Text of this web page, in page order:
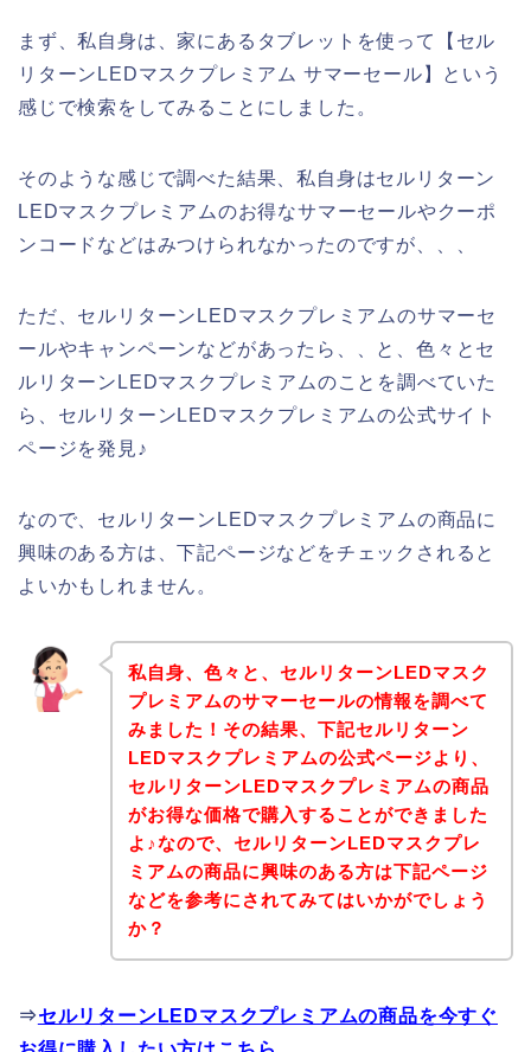
まず、私自身は、家にあるタブレットを使って【セル
リターンLEDマスクプレミアム サマーセール】という
感じで検索をしてみることにしました。
そのような感じで調べた結果、私自身はセルリターン
LEDマスクプレミアムのお得なサマーセールやクーポ
ンコードなどはみつけられなかったのですが、、、
ただ、セルリターンLEDマスクプレミアムのサマーセ
ールやキャンペーンなどがあったら、、と、色々とセ
ルリターンLEDマスクプレミアムのことを調べていた
ら、セルリターンLEDマスクプレミアムの公式サイト
ページを発見♪
なので、セルリターンLEDマスクプレミアムの商品に
興味のある方は、下記ページなどをチェックされると
よいかもしれません。
私自身、色々と、セルリターンLEDマスク
プレミアムのサマーセールの情報を調べて
みました！その結果、下記セルリターン
LEDマスクプレミアムの公式ページより、
セルリターンLEDマスクプレミアムの商品
がお得な価格で購入することができました
よ♪なので、セルリターンLEDマスクプレ
ミアムの商品に興味のある方は下記ページ
などを参考にされてみてはいかがでしょう
か？
⇒セルリターンLEDマスクプレミアムの商品を今すぐ